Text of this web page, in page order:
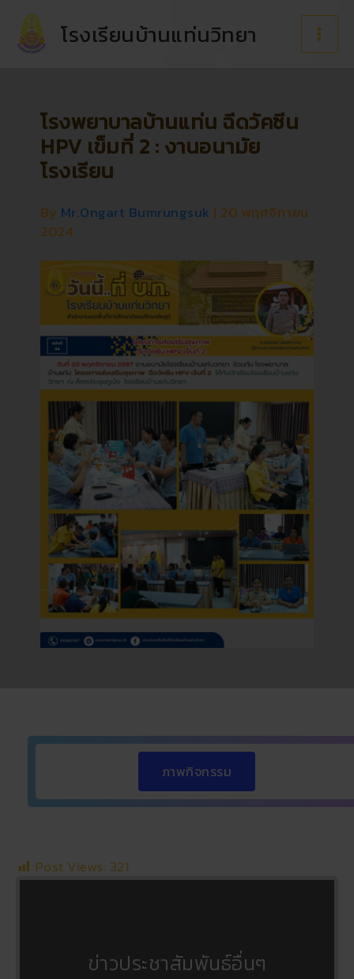
content
โรงเรียนบ้านแท่นวิทยา
โรงพยาบาลบ้านแท่น ฉีดวัคซีน
HPV เข็มที่ 2 : งานอนามัย
โรงเรียน
By Mr.Ongart Bumrungsuk | 20 พฤศจิกายน
2024
ภาพกิจกรรม
Post Views: 321
ข่าวประชาสัมพันธ์อื่นๆ